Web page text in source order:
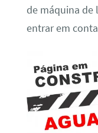
de máquina de
entrar em